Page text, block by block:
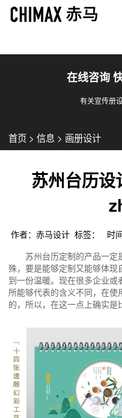
在线咨询
有关宣传册
首页 > 信息 > 画册设计
苏州台历设
作者：赤马设计 标签： 时
苏州台历定制的产品一
殊，要是能够定制又能够体
到一份温暖。现在很多企业
所能够代表的含义不同，在
的，所以，在这一点上确实是